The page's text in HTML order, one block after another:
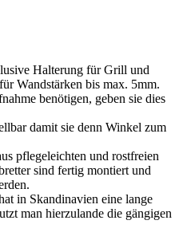
Halterung für Grill und
Wandstärken bis max. 5mm.
benötigen, geben sie dies
damit sie denn Winkel zum
pflegeleichten und rostfreien
sind fertig montiert und
in Skandinavien eine lange
man hierzulande die gängigen